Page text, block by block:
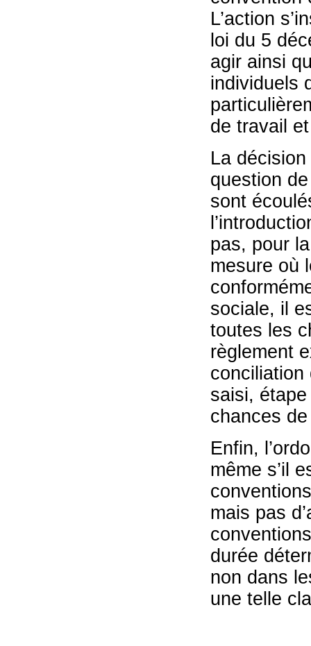
L’action
loi du 5
agir ainsi
individuels
de travail
La
question
sont
pas, pour
mesure où
sociale, il
toutes les
règlement
conciliation
saisi,
chances
Enfin,
même s’il
mais pas
durée
non dans
une telle